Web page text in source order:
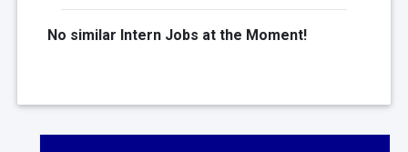
No similar Intern Jobs at the Moment!